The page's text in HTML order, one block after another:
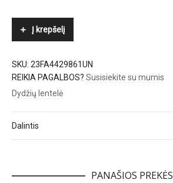
Į krepšelį
SKU: 23FA4429861UN
REIKIA PAGALBOS? Susisiekite su mumis
Dydžių lentelė
Dalintis
PANAŠIOS PREKĖS